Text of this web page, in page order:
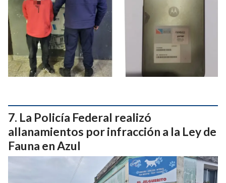
La Policía Federal realizó
allanamientos por infracción a la Ley de
Fauna en Azul